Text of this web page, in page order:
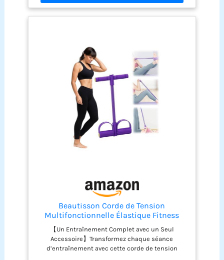
MATÉRIAU DURABLE : Sangle de Yoga est fabriqué
en tissu polyester/coton de haute qualité, qui est
Boucles a une largeur de 4 cm et une longueur
totale de 100 cm. Il peut être étiré jusqu'à 2 fois.
Conçu avec 9 boucles pour s'adapter à la plupart
des athlètes. Vous pouvez facilement positionner
et ajuster librement la longueur désirée pour
répondre aux différents besoins d'entraînement.
LEGERE ET PORTABLE : Le Band Elastique Sport est
petit, portable et ne prend pas beaucoup de place.
Vous pouvez donc simplement le mettre dans
votre sac et l'emporter avec vous. Ne manquez
aucun étirement ! LARGE APPLICATION : le Sangle
besoin de faire des exercices d'étirement, les
athlètes, les amateurs de yoga et les danseurs, et
également idéal pour les personnes qui ont
besoin d'améliorer leur flexibilité.
Beautisson Corde de Tension
Multifonctionnelle Élastique Fitness
avec Pédales et Poignées - Bande de
Résistance Musculation, 6 Tubes pour
Abdominaux, Yoga et Entraînement à
Domicile (Violet)
【Un Entraînement Complet avec un Seul
Accessoire】Transformez chaque séance
d’entraînement avec cette corde de tension